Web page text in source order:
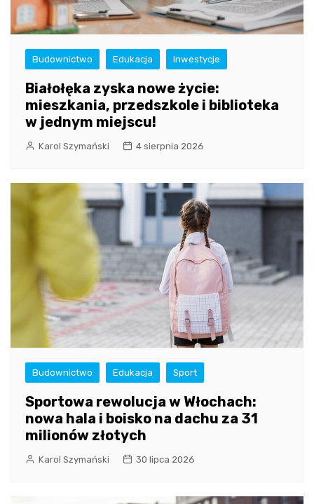
Budownictwo Edukacja Inwestycje
Białołęka zyska nowe życie:
mieszkania, przedszkole i biblioteka
w jednym miejscu!
Karol Szymański 4 sierpnia 2026
Budownictwo Edukacja Sport
Sportowa rewolucja w Włochach:
nowa hala i boisko na dachu za 31
milionów złotych
Karol Szymański 30 lipca 2026